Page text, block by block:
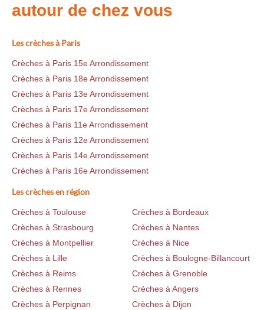
autour de chez vous
Les crèches à Paris
Crèches à Paris 15e Arrondissement
Crèches à Paris 18e Arrondissement
Crèches à Paris 13e Arrondissement
Crèches à Paris 17e Arrondissement
Crèches à Paris 11e Arrondissement
Crèches à Paris 12e Arrondissement
Crèches à Paris 14e Arrondissement
Crèches à Paris 16e Arrondissement
Les crèches en région
Crèches à Toulouse
Crèches à Bordeaux
Crèches à Strasbourg
Crèches à Nantes
Crèches à Montpellier
Crèches à Nice
Crèches à Lille
Crèches à Boulogne-Billancourt
Crèches à Reims
Crèches à Grenoble
Crèches à Rennes
Crèches à Angers
Crèches à Perpignan
Crèches à Dijon